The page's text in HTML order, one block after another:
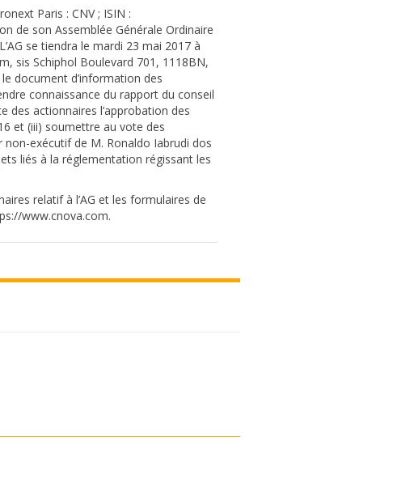
Paris : CNV ; ISIN :
de son Assemblée Générale Ordinaire
se tiendra le mardi 23 mai 2017 à
sis Schiphol Boulevard 701, 1118BN,
document d’information des
connaissance du rapport du conseil
des actionnaires l’approbation des
et (iii) soumettre au vote des
exécutif de M. Ronaldo Iabrudi dos
liés à la réglementation régissant les
relatif à l’AG et les formulaires de
www.cnova.com.